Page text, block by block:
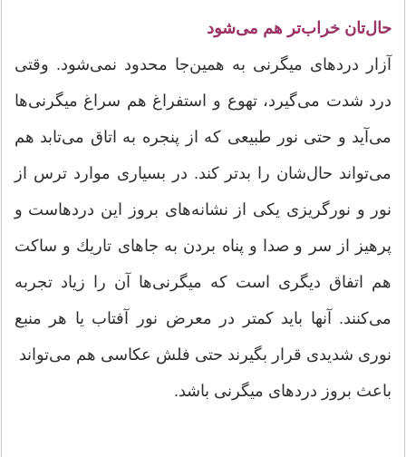
حال‌تان خراب‌تر هم می‌شود
آزار دردهای میگرنی به همین‌جا محدود نمی‌شود. وقتی
درد شدت می‌گیرد، تهوع و استفراغ هم سراغ میگرنی‌ها
می‌‌آید و حتی نور طبیعی كه از پنجره به اتاق می‌تابد هم
می‌تواند حال‌شان را بدتر كند. در بسیاری موارد ترس از
نور و نورگریزی یكی از نشانه‌های بروز این دردهاست و
پرهیز از سر و صدا و پناه بردن به جاهای تاریك و ساكت
هم اتفاق دیگری است كه میگرنی‌ها آن را زیاد تجربه
می‌كنند. آنها باید كمتر در معرض نور آفتاب یا هر منبع
نوری شدیدی قرار بگیرند حتی فلش عكاسی هم می‌تواند
باعث بروز دردهای میگرنی باشد.